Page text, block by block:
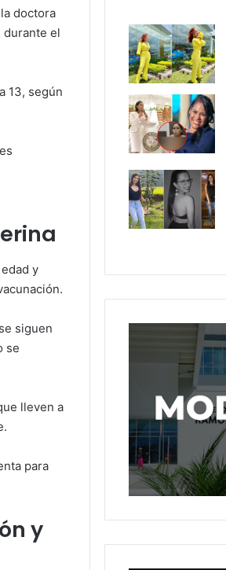
doctora
durante el
13, según
y
siguen
se
lleven a
para
y